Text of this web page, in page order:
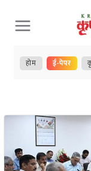
Skip
to
content
होम ई-पेपर